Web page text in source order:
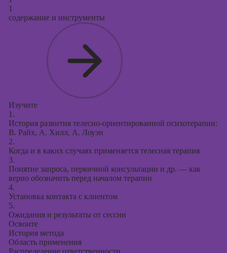
Курсы создания
PowerPoint
1
содержание и инструменты
Изучите
1.
История развития телесно-ориентированной психотерапии:
В. Райх, А. Хилл, А. Лоуэн
2.
Когда и в каких случаях применяется телесная терапия
3.
Понятие запроса, первичной консультации и др. — как
верно обозначить перед началом терапии
4.
Установка контакта с клиентом
5.
Ожидания и результаты от сессии
Освоите
История метода
Область применения
Распределение ответственности